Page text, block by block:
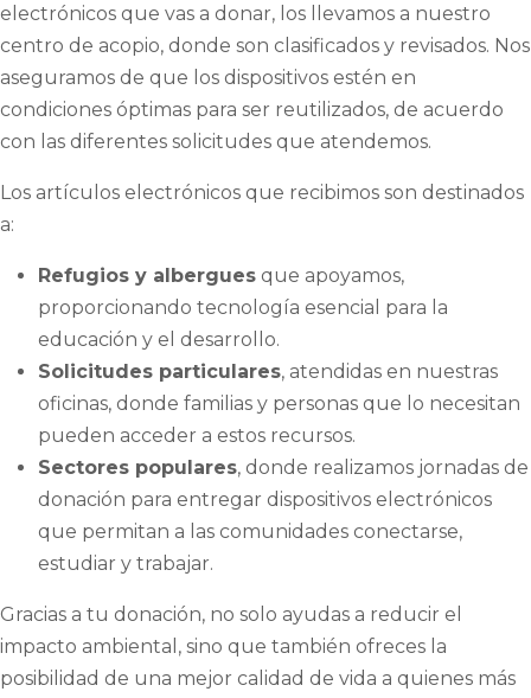
electrónicos que vas a donar, los llevamos a nuestro
centro de acopio, donde son clasificados y revisados. Nos
aseguramos de que los dispositivos estén en
condiciones óptimas para ser reutilizados, de acuerdo
con las diferentes solicitudes que atendemos.
Los artículos electrónicos que recibimos son destinados
a:
Refugios y albergues que apoyamos,
proporcionando tecnología esencial para la
educación y el desarrollo.
Solicitudes particulares, atendidas en nuestras
oficinas, donde familias y personas que lo necesitan
pueden acceder a estos recursos.
Sectores populares, donde realizamos jornadas de
donación para entregar dispositivos electrónicos
que permitan a las comunidades conectarse,
estudiar y trabajar.
Gracias a tu donación, no solo ayudas a reducir el
impacto ambiental, sino que también ofreces la
posibilidad de una mejor calidad de vida a quienes más